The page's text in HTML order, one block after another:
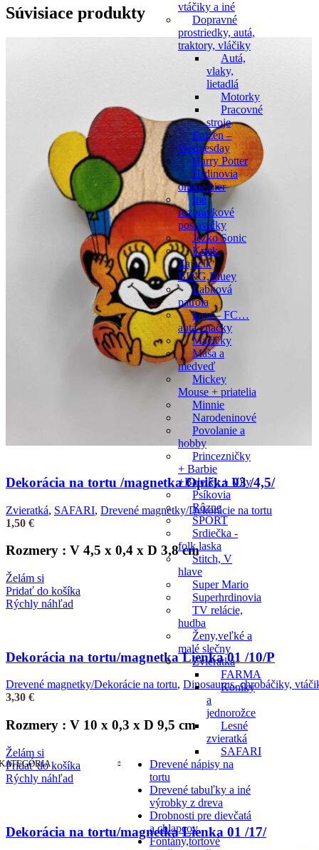
vtáčiky a iné
Dopravné
prostriedky, autá,
traktory, vláčiky
Autá,
vlaky,
lietadlá
Motorky
Pracovné
stroje
Frozen –
Wednesday
Harry Potter
Hrdinovia
online hier
Iné
rozprávkové
postavičky
Ježko Sonic
Krtek.
Zajačik
BING,Bluey
Labková
patrola
logo – FC…
autá-značky
Mačičky
Máša a
medveď
Mickey
Mouse + priatelia
Minnie
Narodeninové
Povolanie a
hobby
Princezničky
+ Barbie
+Baletky + Víly
Psíkovia
Rôzne
ŠPORT
Srdiečka -
folk,laska
Stitch, V
hlave
Super Mario
Superhrdinovia
TV relácie,
hudba
Ženy,veľké a
malé slečny
Zvieratká
FARMA
Koníky
a
jednorožce
Lesné
zvieratká
SAFARI
Drevené nápisy na
tortu
Drevené tabuľky a iné
výrobky z dreva
Drobnosti pre dievčatá
a chlapcov
Fontány,tortové
Súvisiace produkty
Dekorácia na tortu /magnetka Opička 03 /4,5/
Zvieratká, SAFARI, Drevené magnetky/Dekorácie na tortu
1,50 €
Rozmery : V 4,5 x 0,4 x D 3,8 cm
Želám si
Pridať do košíka
Rýchly náhľad
Dekorácia na tortu/magnetka Lienka 01 /10/P
Drevené magnetky/Dekorácie na tortu, Dinosaurus, chrobáčiky,
3,30 €
Rozmery : V 10 x 0,3 x D 9,5 cm
Želám si
Pridať do košíka
Rýchly náhľad
Dekorácia na tortu/magnetka Lienka 01 /17/